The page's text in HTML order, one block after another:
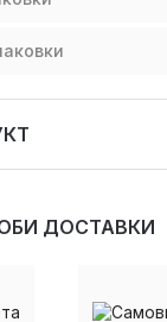
ДОСТАВКИ